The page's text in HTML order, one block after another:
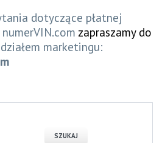
dotyczące płatnej
zapraszamy do
marketingu: